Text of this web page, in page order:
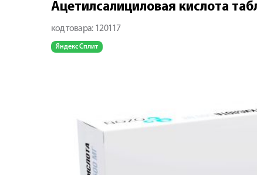
Ацетилсалициловая кислота
код товара: 120117
Яндекс Сплит